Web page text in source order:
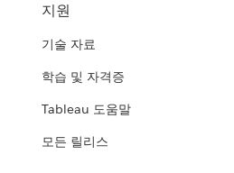
지원
기술 자료
학습 및 자격증
Tableau 도움말
모든 릴리스